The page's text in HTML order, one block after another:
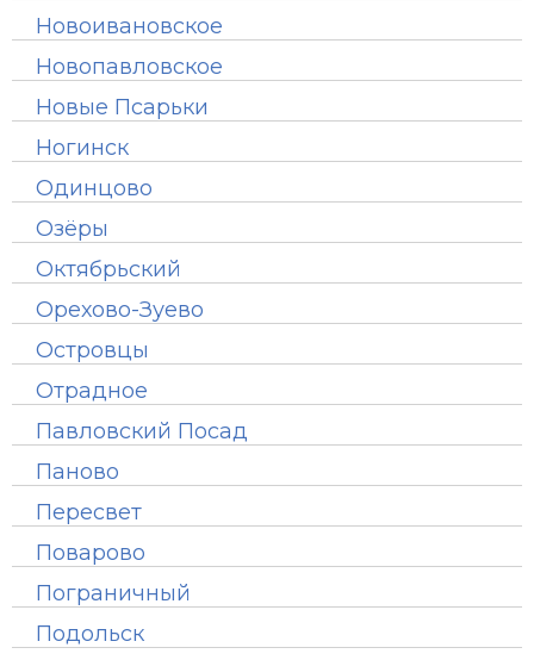
Новоивановское
Новопавловское
Новые Псарьки
Ногинск
Одинцово
Озёры
Октябрьский
Орехово-Зуево
Островцы
Отрадное
Павловский Посад
Паново
Пересвет
Поварово
Пограничный
Подольск